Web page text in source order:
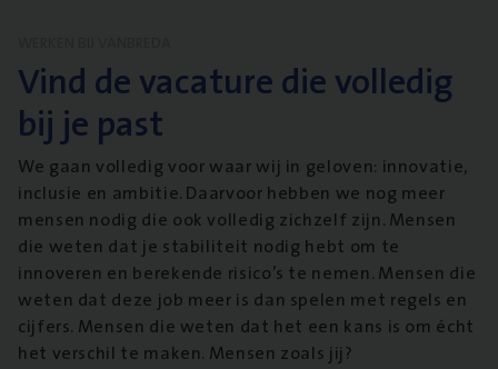
Vind de vacature die volledig
bij je past
We gaan volledig voor waar wij in geloven: innovatie,
inclusie en ambitie. Daarvoor hebben we nog meer
mensen nodig die ook volledig zichzelf zijn. Mensen
die weten dat je stabiliteit nodig hebt om te
innoveren en berekende risico’s te nemen. Mensen die
weten dat deze job meer is dan spelen met regels en
cijfers. Mensen die weten dat het een kans is om écht
het verschil te maken. Mensen zoals jij?